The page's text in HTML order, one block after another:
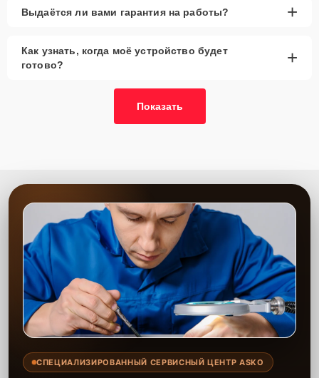
Выдаётся ли вами гарантия на работы? +
Как узнать, когда моё устройство будет
готово?
+
Показать
СПЕЦИАЛИЗИРОВАННЫЙ СЕРВИСНЫЙ ЦЕНТР ASKO